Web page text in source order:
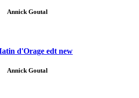
Annick Goutal
d'Orage edt new
Annick Goutal